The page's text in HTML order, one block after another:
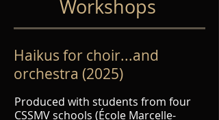
Workshops
Haikus for choir...and
orchestra (2025)
Produced with students from four
CSSMV schools (École Marcelle-